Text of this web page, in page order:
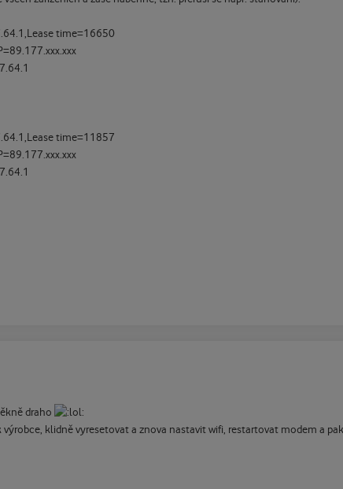
time=16650
time=11857
draho
klidně vyresetovat a znova nastavit wifi, restartovat modem a